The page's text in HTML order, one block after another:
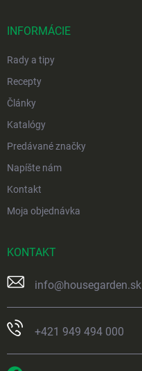
INFORMÁCIE
Rady a tipy
Recepty
Články
Katalógy
Predávané značky
Napíšte nám
Kontakt
Moja objednávka
KONTAKT
info@housegarden.sk
+421 949 494 000